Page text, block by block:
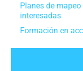
Planes de
interesadas
Formación en